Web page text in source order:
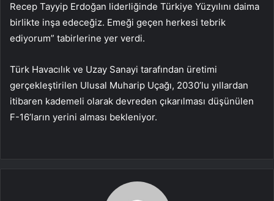
Recep Tayyip Erdoğan liderliğinde Türkiye Yüzyılını daima
birlikte inşa edeceğiz. Emeği geçen herkesi tebrik
ediyorum” tabirlerine yer verdi.
Türk Havacılık ve Uzay Sanayi tarafından üretimi
gerçekleştirilen Ulusal Muharip Uçağı, 2030’lu yıllardan
itibaren kademeli olarak devreden çıkarılması düşünülen
F-16’ların yerini alması bekleniyor.